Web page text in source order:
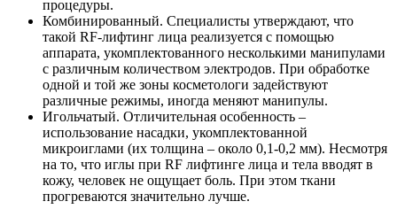
процедуры.
Комбинированный. Специалисты утверждают, что
такой RF-лифтинг лица реализуется с помощью
аппарата, укомплектованного несколькими манипулами
с различным количеством электродов. При обработке
одной и той же зоны косметологи задействуют
различные режимы, иногда меняют манипулы.
Игольчатый. Отличительная особенность –
использование насадки, укомплектованной
микроиглами (их толщина – около 0,1-0,2 мм). Несмотря
на то, что иглы при RF лифтинге лица и тела вводят в
кожу, человек не ощущает боль. При этом ткани
прогреваются значительно лучше.